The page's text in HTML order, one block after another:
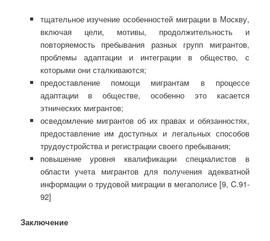
тщательное изучение особенностей миграции в Москву,
включая цели, мотивы, продолжительность и
повторяемость пребывания разных групп мигрантов,
проблемы адаптации и интеграции в общество, с
которыми они сталкиваются;
предоставление помощи мигрантам в процессе
адаптации в обществе, особенно это касается
этнических мигрантов;
осведомление мигрантов об их правах и обязанностях,
предоставление им доступных и легальных способов
трудоустройства и регистрации своего пребывания;
повышение уровня квалификации специалистов в
области учета мигрантов для получения адекватной
информации о трудовой миграции в мегаполисе [9, C.91-
92]
Заключение